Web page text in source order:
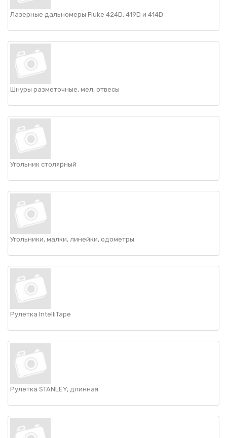
Лазерные дальномеры Fluke 424D, 419D и 414D
Шнуры разметочные, мел, отвесы
Угольник столярный
Угольники, малки, линейки, одометры
Рулетка IntelliTape
Рулетка STANLEY, длинная